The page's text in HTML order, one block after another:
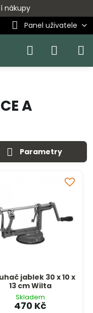
nákupy
Panel uživatele
A
Parametry
jablek 30 x 10 x
13 cm Wilta
Skladem
470 Kč